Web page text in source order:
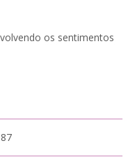
os sentimentos
87